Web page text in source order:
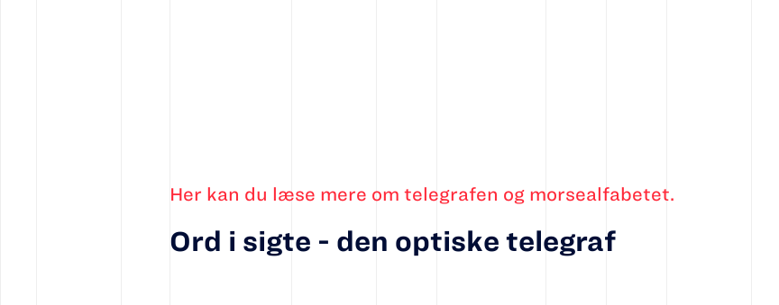
Her kan du læse mere om telegrafen og morsealfabetet.
Ord i sigte - den optiske telegraf